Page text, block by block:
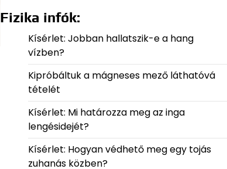
Fizika infók:
Kísérlet: Jobban hallatszik-e a hang
vízben?
Kipróbáltuk a mágneses mező láthatóvá
tételét
Kísérlet: Mi határozza meg az inga
lengésidejét?
Kísérlet: Hogyan védhető meg egy tojás
zuhanás közben?